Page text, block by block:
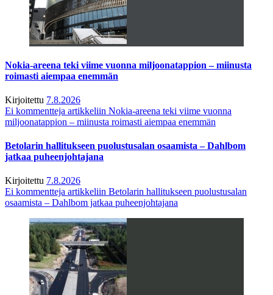
Nokia-areena teki viime vuonna miljoonatappion – miinusta
roimasti aiempaa enemmän
Kirjoitettu 7.8.2026
Ei kommentteja artikkeliin Nokia-areena teki viime vuonna
miljoonatappion – miinusta roimasti aiempaa enemmän
Betolarin hallitukseen puolustusalan osaamista – Dahlbom
jatkaa puheenjohtajana
Kirjoitettu 7.8.2026
Ei kommentteja artikkeliin Betolarin hallitukseen puolustusalan
osaamista – Dahlbom jatkaa puheenjohtajana